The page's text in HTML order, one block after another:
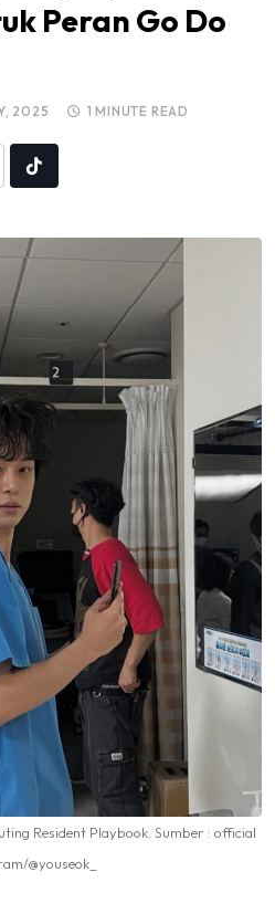
Peran Go Do
2025 1 MINUTE READ
Tiktok
Resident Playbook. Sumber : official
@youseok_